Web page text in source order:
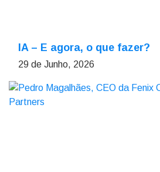
IA – E agora, o que fazer?
29 de Junho, 2026